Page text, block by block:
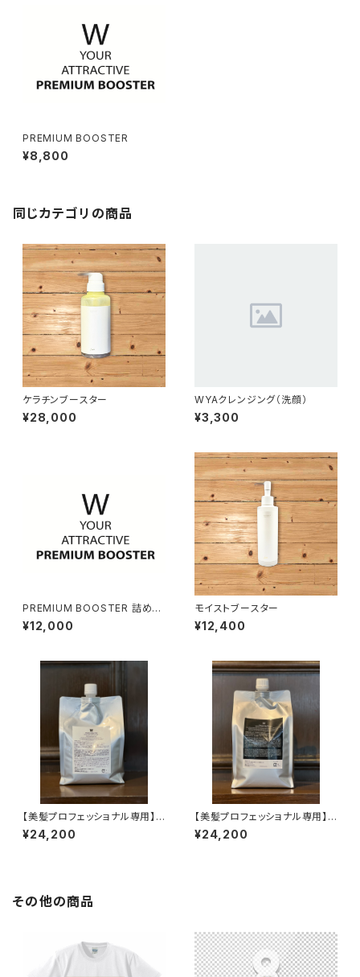
PREMIUM BOOSTER
¥8,800
同じカテゴリの商品
ケラチンブースター
¥28,000
WYAクレンジング（洗顔）
¥3,300
PREMIUM BOOSTER 詰め替
え
¥12,000
モイストブースター
¥12,400
【美髪プロフェッショナル専用】
W YOUR ATTRACTIVE シャ
ンプー
¥24,200
【美髪プロフェッショナル専用】
W YOUR ATTRACTIVE ミス
ト
¥24,200
その他の商品